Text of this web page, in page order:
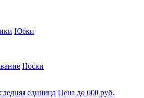
Юбки
Носки
единица Цена до 600 руб.